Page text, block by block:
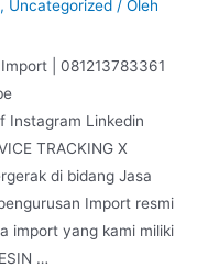
, Uncategorized/ Oleh
| 081213783361
Instagram Linkedin
TRACKING X
di bidang Jasa
Import resmi
import yang kami miliki
…